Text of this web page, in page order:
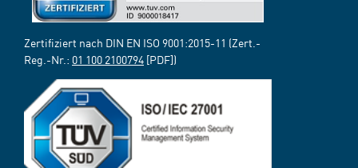
Zertifiziert nach DIN EN ISO 9001:2015-11 (Zert.-
Reg.-Nr.: 01 100 2100794 [PDF])